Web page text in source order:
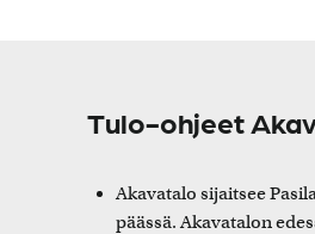
Tulo-ohjeet
Akavatalo sijaitsee
päässä. Akavatalon